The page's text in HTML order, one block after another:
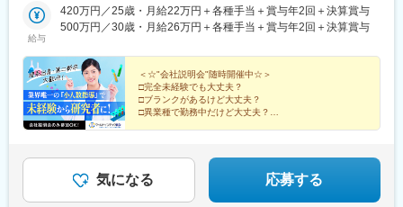
賀県、静岡県、愛知県、三重県、広島県、福岡県※住宅補助あり！
（月6万7000円まで会社補助）【配属先一例】中外製薬株式会社
株式会社日東電工株式会社 豊橋事業所ニプロファーマ株式会社 大
舘工場株式会社カネカ株式会社DNPファインケミカル宇都宮株式
会社中外医科学研究所東邦チタニウム株式会社高田製薬株式会社
株式会社理研ジェネシス株式会社マテリアルゲート三井化学EMS
株式会社株式会社エネコート 他＼NEW！エリア制度導入／全国
でスキルを伸ばしたい方も、好きな場所で研究をしたい方も、ご
給与
420万円／25歳・月給22万円＋各種手当＋賞与年2回＋決算賞与
500万円／30歳・月給26万円＋各種手当＋賞与年2回＋決算賞与
＜☆"会社説明会"随時開催中☆＞
□完全未経験でも大丈夫？
□ブランクがあるけど大丈夫？
□異業種で勤務中だけど大丈夫？
まずは説明だけ聞いてみたいという方も大歓迎♪
気になる 応募する